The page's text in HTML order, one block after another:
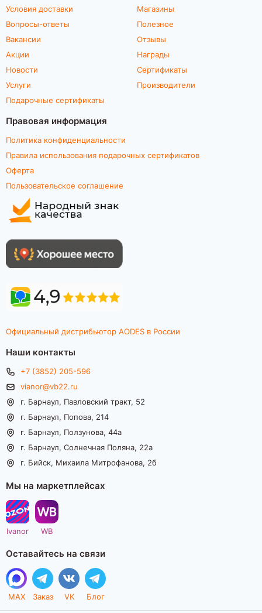
Условия доставки
Вопросы-ответы
Вакансии
Акции
Новости
Услуги
Подарочные сертификаты
Магазины
Полезное
Отзывы
Награды
Сертификаты
Производители
Правовая информация
Политика конфиденциальности
Правила использования подарочных сертификатов
Оферта
Пользовательское соглашение
Официальный дистрибьютор AODES в России
Наши контакты
+7 (3852) 205-596
vianor@vb22.ru
г. Барнаул, Павловский тракт, 52
г. Барнаул, Попова, 214
г. Барнаул, Ползунова, 44а
г. Барнаул, Солнечная Поляна, 22а
г. Бийск, Михаила Митрофанова, 2б
Мы на маркетплейсах
Ivanor WB
Оставайтесь на связи
MAX Заказ VK Блог